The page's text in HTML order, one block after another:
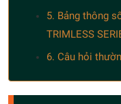
5. Bảng thông
TRIMLESS
6. Câu hỏi